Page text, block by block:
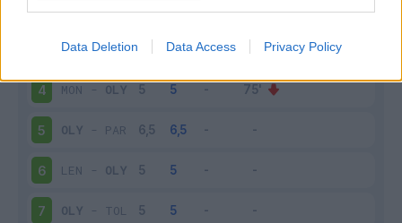
Data Deletion Data Access Privacy Policy
2 REI-OLY
OLY-ANG
4 MON - OLY
5 OLY - PAR
6 LEN - OLY
7 OLY - TOL